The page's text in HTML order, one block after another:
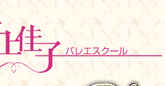
ホーム プロフィール